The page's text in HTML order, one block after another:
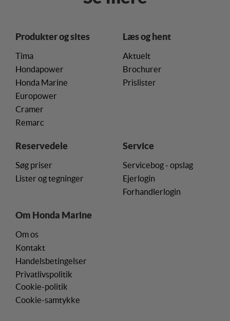
Produkter og sites
Tima
Hondapower
Honda Marine
Europower
Cramer
Remarc
Læs og hent
Aktuelt
Brochurer
Prislister
Reservedele
Søg priser
Lister og tegninger
Service
Servicebog - opslag
Ejerlogin
Forhandlerlogin
Om Honda Marine
Om os
Kontakt
Handelsbetingelser
Privatlivspolitik
Cookie-politik
Cookie-samtykke